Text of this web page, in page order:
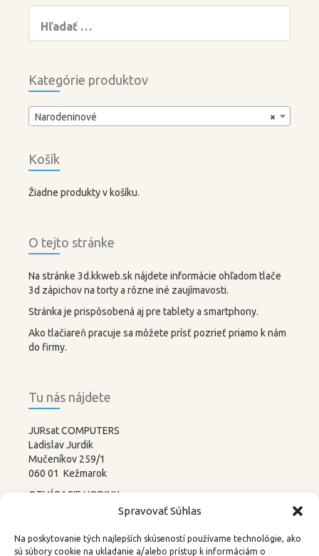
Spravovať Súhlas
Na poskytovanie tých najlepších skúseností používame technológie, ako
sú súbory cookie na ukladanie a/alebo prístup k informáciám o
Kategórie produktov
×
Narodeninové
Košík
Žiadne produkty v košíku.
O tejto stránke
Na stránke 3d.kkweb.sk nájdete informácie ohľadom tlače
3d zápichov na torty a rôzne iné zaujímavosti.
Stránka je prispôsobená aj pre tablety a smartphony.
Ako tlačiareň pracuje sa môžete prísť pozrieť priamo k nám
do firmy.
Tu nás nájdete
JURsat COMPUTERS
Ladislav Jurdik
Mučeníkov 259/1
060 01 Kežmarok
OTVÁRACIE HODINY:
PONDELOK – PIATOK
SOBOTA – NEDEĽA
ZATVORENÉ